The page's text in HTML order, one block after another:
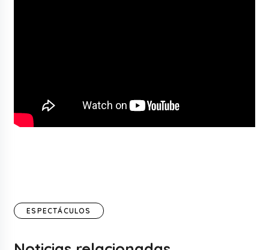
ESPECTÁCULOS